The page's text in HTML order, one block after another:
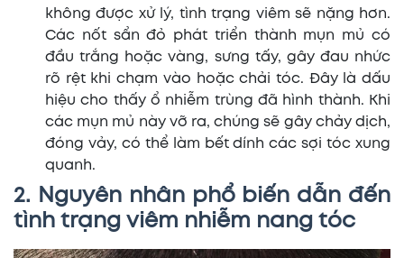
không được xử lý, tình trạng viêm sẽ nặng hơn.
Các nốt sẩn đỏ phát triển thành mụn mủ có
đầu trắng hoặc vàng, sưng tấy, gây đau nhức
rõ rệt khi chạm vào hoặc chải tóc. Đây là dấu
hiệu cho thấy ổ nhiễm trùng đã hình thành. Khi
các mụn mủ này vỡ ra, chúng sẽ gây chảy dịch,
đóng vảy, có thể làm bết dính các sợi tóc xung
quanh.
2. Nguyên nhân phổ biến dẫn đến
tình trạng viêm nhiễm nang tóc